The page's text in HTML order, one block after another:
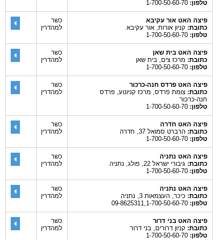
טלפון:1-700-50-60-70
פיצה האט אור עקיבא
כתובת:קניון אורות, אור עקיבא
טלפון:1-700-50-60-70
כשר
למהדרין
פיצה האט בית שאן
כתובת:מרכז צים, בית שאן
טלפון:1-700-50-60-70
כשר
למהדרין
פיצה האט פרדס חנה-כרכור
כתובת:צומת פרדס, מרכז קניונוע, פרדס
חנה-כרכור
טלפון:1-700-50-60-70
כשר
למהדרין
פיצה האט חדרה
כתובת:הרברט סמואל 37, חדרה
טלפון:1-700-50-60-70
כשר
למהדרין
פיצה האט נתניה
כתובת:גיבורי ישראל 22, פולג, נתניה
טלפון:1-700-50-60-70
כשר
למהדרין
פיצה האט נתניה
כתובת:כיכר, העצמאות 3, נתניה
טלפון:09-8625311,1-700-50-60-70
כשר
למהדרין
פיצה האט בני דרור
כתובת:קניון דרורים, בני דרור
טלפון:1-700-50-60-70
כשר
למהדרין